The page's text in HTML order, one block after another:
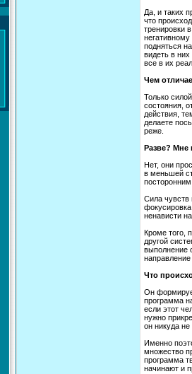
Да, и таких
что
тренировки
подняться
видеть в
все в их
Чем
Только
состояния,
действия,
делаете
реже.
Разве? Мне
Нет, они
в меньшей
Сила чувств
ненависти
Кроме того,
другой
выполнение
Что
Он
программа
если этот
нужно
он никуда не
Именно
множество
программа
начинают и